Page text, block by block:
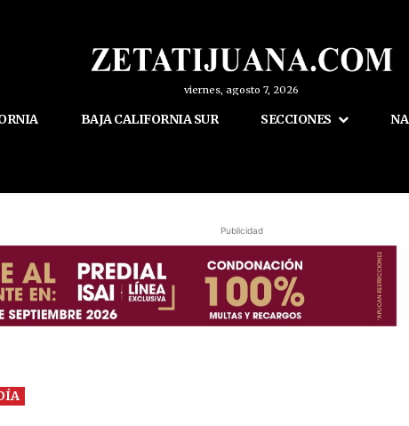
viernes, agosto 7, 2026
BAJA CALIFORNIA SUR SECCIONES
Publicidad